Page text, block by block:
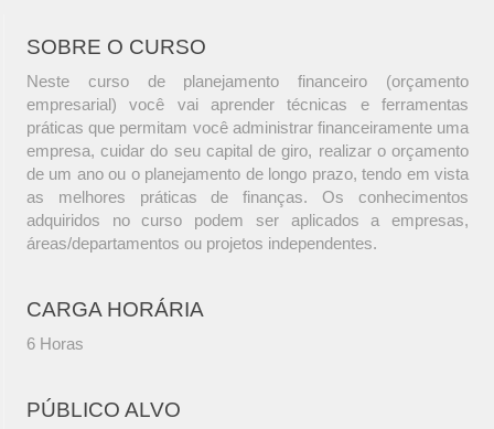
SOBRE O CURSO
Neste curso de planejamento financeiro (orçamento
empresarial) você vai aprender técnicas e ferramentas
práticas que permitam você administrar financeiramente uma
empresa, cuidar do seu capital de giro, realizar o orçamento
de um ano ou o planejamento de longo prazo, tendo em vista
as melhores práticas de finanças. Os conhecimentos
adquiridos no curso podem ser aplicados a empresas,
áreas/departamentos ou projetos independentes.
CARGA HORÁRIA
6 Horas
PÚBLICO ALVO